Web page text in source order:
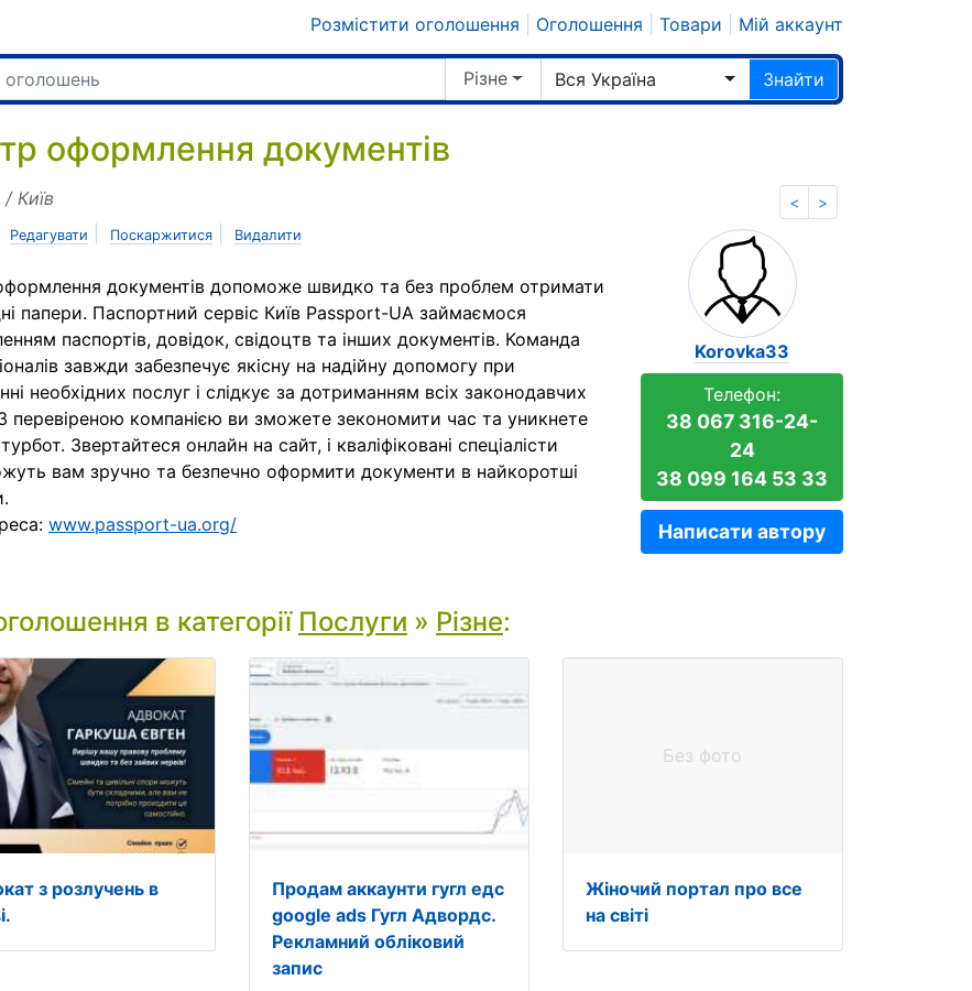
Розмістити оголошення Оголошення Товари Мій аккаунт
Різне Вся Україна Знайти
оформлення документів
< >
/ Київ
Редагувати Поскаржитися Видалити
документів допоможе швидко та без проблем отримати
папери. Паспортний сервіс Київ Passport-UA займаємося
паспортів, довідок, свідоцтв та інших документів. Команда
завжди забезпечує якісну на надійну допомогу при
необхідних послуг і слідкує за дотриманням всіх законодавчих
перевіреною компанією ви зможете зекономити час та уникнете
Звертайтеся онлайн на сайт, і кваліфіковані спеціалісти
вам зручно та безпечно оформити документи в найкоротші
www.passport-ua.org/
Korovka33
Телефон:
38 067 316-24-
24
38 099 164 53 33
Написати автору
в категорії Послуги » Різне:
з розлучень в
Продам аккаунти гугл едс
google ads Гугл Адвордс.
Рекламний обліковий
запис
Без фото
Жіночий портал про все
на світі